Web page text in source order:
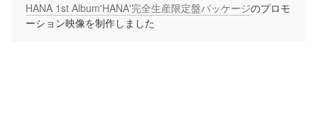
HANA 1st Album'HANA'完全生産限定盤パッケージのプロモ
ーション映像を制作しました